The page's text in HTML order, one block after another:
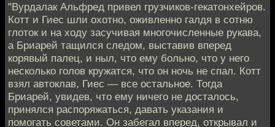
"Вурдалак Альфред привел грузчиков-гекатонхейров.
Котт и Гиес шли охотно, оживленно галдя в сотню
глоток и на ходу засучивая многочисленные рукава,
а Бриарей тащился следом, выставив вперед
корявый палец, и ныл, что ему больно, что у него
несколько голов кружатся, что он ночь не спал. Котт
взял автоклав, Гиес — все остальное. Тогда
Бриарей, увидев, что ему ничего не досталось,
принялся распоряжаться, давать указания и
помогать советами. Он забегал вперед, открывал и